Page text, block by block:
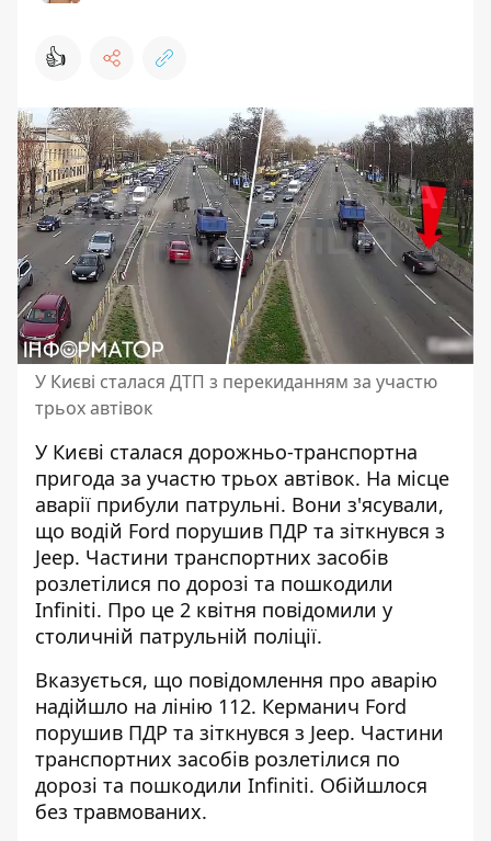
👍
У Києві сталася ДТП з перекиданням за участю
трьох автівок
У Києві сталася дорожньо-транспортна
пригода за участю трьох автівок. На місце
аварії прибули патрульні. Вони з'ясували,
що водій Ford порушив ПДР та зіткнувся з
Jeep. Частини транспортних засобів
розлетілися по дорозі та пошкодили
Infiniti. Про це 2 квітня повідомили у
столичній патрульній поліції.
Вказується, що повідомлення про аварію
надійшло на лінію 112. Керманич Ford
порушив ПДР та зіткнувся з Jeep. Частини
транспортних засобів розлетілися по
дорозі та пошкодили Infiniti. Обійшлося
без травмованих.